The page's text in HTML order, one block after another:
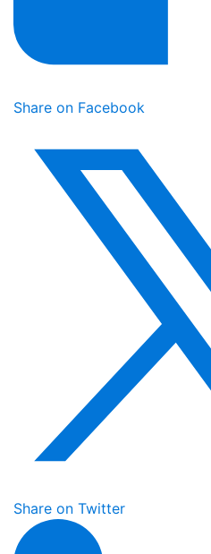
Share on Facebook
Share on Twitter